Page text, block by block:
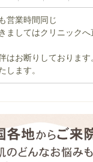
営業時間同じ
ましてはクリニックへ
はお断りしております
します。